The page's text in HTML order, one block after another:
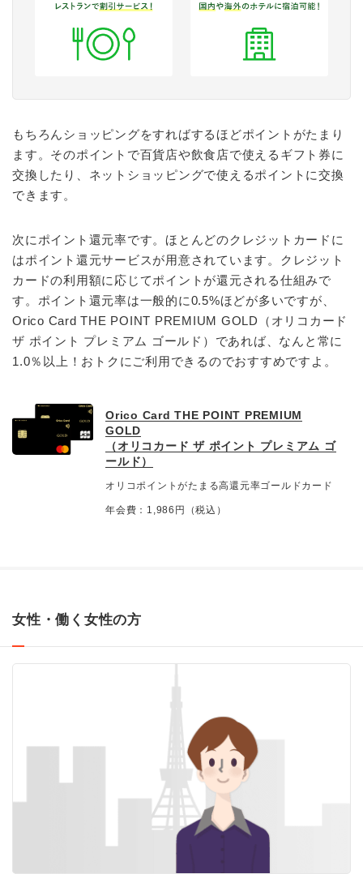
もちろんショッピングをすればするほどポイントがたまり
ます。そのポイントで百貨店や飲食店で使えるギフト券に
交換したり、ネットショッピングで使えるポイントに交換
できます。
次にポイント還元率です。ほとんどのクレジットカードに
はポイント還元サービスが用意されています。クレジット
カードの利用額に応じてポイントが還元される仕組みで
す。ポイント還元率は一般的に0.5%ほどが多いですが、
Orico Card THE POINT PREMIUM GOLD（オリコカード
ザ ポイント プレミアム ゴールド）であれば、なんと常に
1.0％以上！おトクにご利用できるのでおすすめですよ。
Orico Card THE POINT PREMIUM
GOLD
（オリコカード ザ ポイント プレミアム ゴ
ールド）
オリコポイントがたまる高還元率ゴールドカード
年会費：1,986円（税込）
女性・働く女性の方